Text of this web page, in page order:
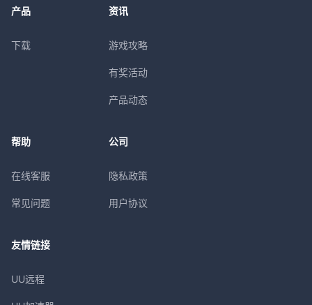
产品
下载
资讯
游戏攻略
有奖活动
产品动态
帮助
在线客服
常见问题
公司
隐私政策
用户协议
友情链接
UU远程